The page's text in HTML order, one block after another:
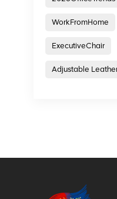
WorkFromHome
ExecutiveChair
Adjustable